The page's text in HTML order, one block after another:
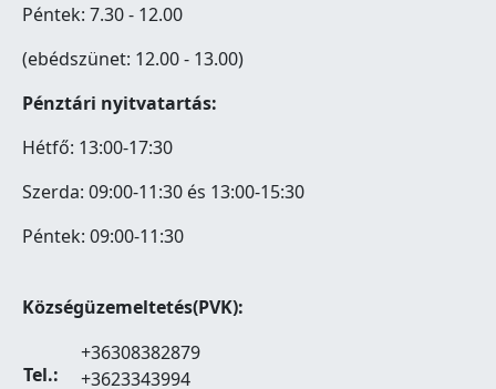
Péntek: 7.30 - 12.00
(ebédszünet: 12.00 - 13.00)
Pénztári nyitvatartás:
Hétfő: 13:00-17:30
Szerda: 09:00-11:30 és 13:00-15:30
Péntek: 09:00-11:30
Községüzemeltetés(PVK):
Tel.:
+36308382879
+3623343994